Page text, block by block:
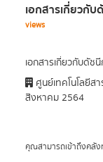
เอกสารเกี่ยวกั
views
เอกสารเกี่ยวกับดัช
ศูนย์เทคโนโลยีส
สิงหาคม 2564
คุณสามารถเข้าถึงคลัง